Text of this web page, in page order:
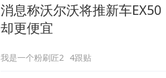
消息称沃尔沃将推新车
却更便宜
我是一个粉刷匠2 4跟贴